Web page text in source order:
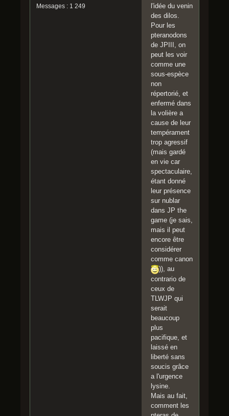
Messages : 1 249
l'idée du venin
des dilos.
Pour les
pteranodons
de JPIII, on
peut les voir
comme une
sous-espèce
non
répertorié, et
enfermé dans
la volière a
cause de leur
tempérament
trop agressif
(mais gardé
en vie car
spectaculaire,
étant donné
leur présence
sur nublar
dans JP the
game (je sais,
mais il peut
encore être
considérer
comme canon
)), au
contrario de
ceux de
TLWJP qui
serait
beaucoup
plus
pacifique, et
laissé en
liberté sans
soucis grâce
a l'urgence
lysine.
Mais au fait,
comment les